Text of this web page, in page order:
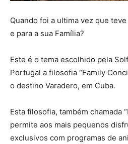
Quando foi a ultima vez que
e para a sua Família?
Este é o tema escolhido pela
Portugal a filosofia “Family
o destino Varadero, em Cuba.
Esta filosofia, também chamada
permite aos mais pequenos
exclusivos com programas de